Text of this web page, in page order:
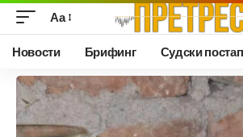
Аа
Новости Брифинг Судски